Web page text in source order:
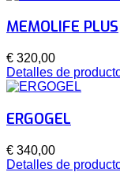
MEMOLIFE PLUS
€ 320,00
Detalles de
ERGOGEL
€ 340,00
Detalles de